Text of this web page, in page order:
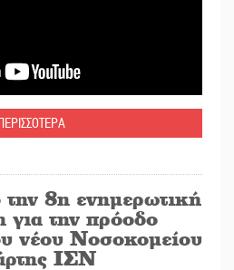
8η ενημερωτική
για την πρόοδο
νέου Νοσοκομείου
ΙΣΝ